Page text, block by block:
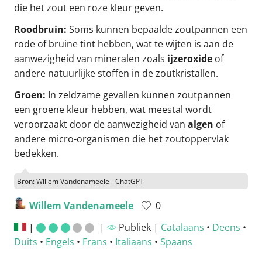
die het zout een roze kleur geven.
Roodbruin: Soms kunnen bepaalde zoutpannen een
rode of bruine tint hebben, wat te wijten is aan de
aanwezigheid van mineralen zoals ijzeroxide of
andere natuurlijke stoffen in de zoutkristallen.
Groen: In zeldzame gevallen kunnen zoutpannen
een groene kleur hebben, wat meestal wordt
veroorzaakt door de aanwezigheid van algen of
andere micro-organismen die het zoutoppervlak
bedekken.
Bron: Willem Vandenameele - ChatGPT
Willem Vandenameele
0
|
| Publiek | Catalaans • Deens •
Duits • Engels • Frans • Italiaans • Spaans